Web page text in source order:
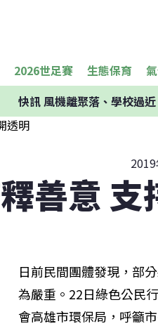
2026世足賽 生態保育
快訊風機離聚落、學校過
善意
日前民間團體發現，部
為嚴重。22日綠色公民
會高雄市環保局，呼籲